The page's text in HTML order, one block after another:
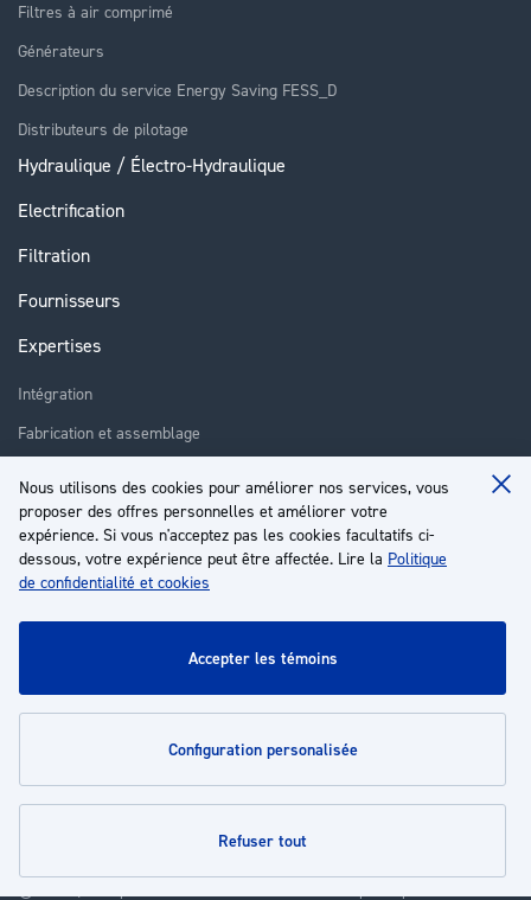
Nous utilisons des cookies pour améliorer nos services, vous
proposer des offres personnelles et améliorer votre
expérience. Si vous n'acceptez pas les cookies facultatifs ci-
dessous, votre expérience peut être affectée. Lire la Politique
de confidentialité et cookies
accepter les témoins
configuration personalisée
refuser tout
Filtres à air comprimé
Générateurs
Description du service Energy Saving FESS_D
Distributeurs de pilotage
Hydraulique / Électro-Hydraulique
Electrification
Filtration
Fournisseurs
Expertises
Intégration
Fabrication et assemblage
Réparation
Formation
À propos
Service client